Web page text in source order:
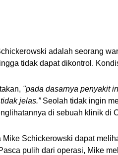
adalah seorang
tidak dapat dikontrol.
"pada dasarnya penyakit
jelas.” Seolah tidak ingin
di sebuah klinik di
Mike Schickerowski dapat
pulih dari operasi, Mike